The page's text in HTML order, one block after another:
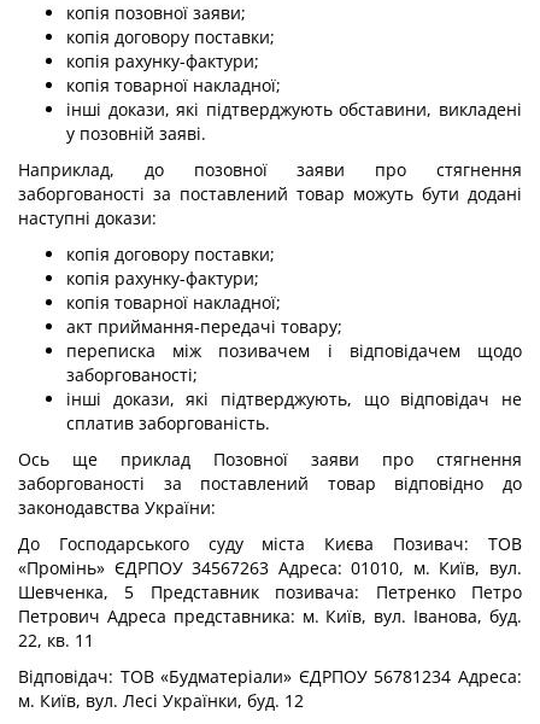
копія позовної заяви;
копія договору поставки;
копія рахунку-фактури;
копія товарної накладної;
інші докази, які підтверджують обставини, викладені
у позовній заяві.
Наприклад, до позовної заяви про стягнення
заборгованості за поставлений товар можуть бути додані
наступні докази:
копія договору поставки;
копія рахунку-фактури;
копія товарної накладної;
акт приймання-передачі товару;
переписка між позивачем і відповідачем щодо
заборгованості;
інші докази, які підтверджують, що відповідач не
сплатив заборгованість.
Ось ще приклад Позовної заяви про стягнення
заборгованості за поставлений товар відповідно до
законодавства України:
До Господарського суду міста Києва Позивач: ТОВ
«Промінь» ЄДРПОУ 34567263 Адреса: 01010, м. Київ, вул.
Шевченка, 5 Представник позивача: Петренко Петро
Петрович Адреса представника: м. Київ, вул. Іванова, буд.
22, кв. 11
Відповідач: ТОВ «Будматеріали» ЄДРПОУ 56781234 Адреса:
м. Київ, вул. Лесі Українки, буд. 12